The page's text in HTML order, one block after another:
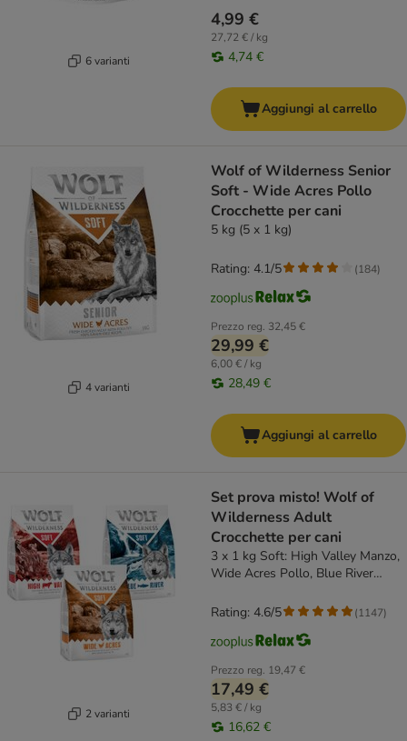
6 varianti
4,99 €
27,72 € / kg
4,74 €
Aggiungi al carrello
4 varianti
Wolf of Wilderness Senior
Soft - Wide Acres Pollo
Crocchette per cani
5 kg (5 x 1 kg)
Prezzo reg. 32,45 €
29,99 €
6,00 € / kg
28,49 €
Rating: 4.1/5 (184)
Aggiungi al carrello
2 varianti
Set prova misto! Wolf of
Wilderness Adult
Crocchette per cani
3 x 1 kg Soft: High Valley Manzo,
Wide Acres Pollo, Blue River
Prezzo reg. 19,47 €
17,49 €
5,83 € / kg
16,62 €
Rating: 4.6/5 (1147)